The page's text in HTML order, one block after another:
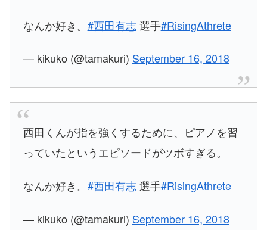
なんか好き。 #西田有志選手#RisingAthrete
— kikuko (@tamakuri) September 16, 2018
西田くんが指を強くするために、ピアノを習
っていたというエピソードがツボすぎる。
なんか好き。 #西田有志選手#RisingAthrete
— kikuko (@tamakuri) September 16, 2018